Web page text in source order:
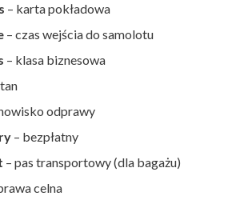
– karta pokładowa
– czas wejścia do samolotu
– klasa biznesowa
odprawy
– bezpłatny
– pas transportowy (dla bagażu)
celna